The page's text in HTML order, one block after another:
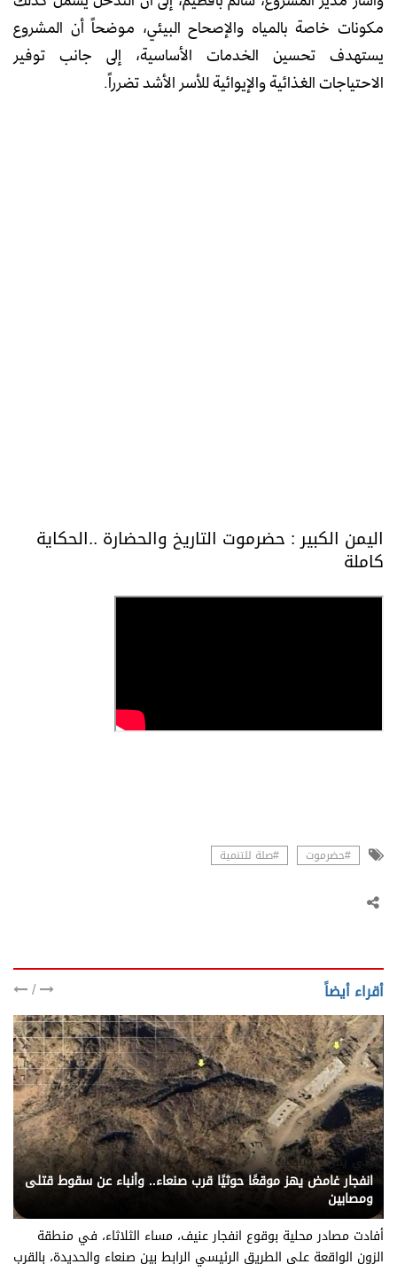
مكونات خاصة بالمياه والإصحاح البيئي، موضحاً أن المشروع
يستهدف تحسين الخدمات الأساسية، إلى جانب توفير
الاحتياجات الغذائية والإيوائية للأسر الأشد تضرراً.
اليمن الكبير : حضرموت التاريخ والحضارة ..الحكاية
كاملة
#حضرموت #صلة للتنمية
أقراء أيضاً /
يني يمن - متابعات
انفجار غامض يهز موقعًا حوثيًا قرب صنعاء.. وأنباء عن سقوط قتلى
ومصابين
أفادت مصادر محلية بوقوع انفجار عنيف، مساء الثلاثاء، في منطقة
الزون الواقعة على الطريق الرئيسي الرابط بين صنعاء والحديدة، بالقرب